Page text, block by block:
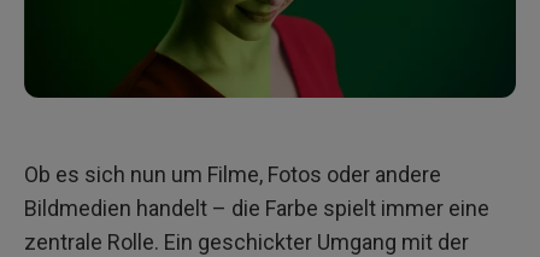
Ob es sich nun um Filme, Fotos oder andere
Bildmedien handelt – die Farbe spielt immer eine
zentrale Rolle. Ein geschickter Umgang mit der